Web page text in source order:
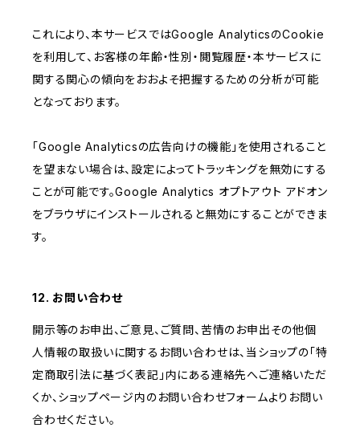
これにより、本サービスではGoogle AnalyticsのCookie
を利用して、お客様の年齢・性別・閲覧履歴・本サービスに
関する関心の傾向をおおよそ把握するための分析が可能
となっております。
「Google Analyticsの広告向けの機能」を使用されること
を望まない場合は、設定によってトラッキングを無効にする
ことが可能です。Google Analytics オプトアウト アドオン
をブラウザにインストールされると無効にすることができま
す。
12. お問い合わせ
開示等のお申出、ご意見、ご質問、苦情のお申出その他個
人情報の取扱いに関するお問い合わせは、当ショップの「特
定商取引法に基づく表記」内にある連絡先へご連絡いただ
くか、ショップページ内のお問い合わせフォームよりお問い
合わせください。